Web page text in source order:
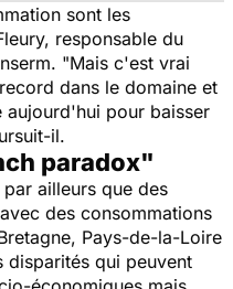
sont les
responsable du
"Mais c'est vrai
dans le domaine et
pour baisser
il.
paradox"
ailleurs que des
des consommations
Pays-de-la-Loire
disparités qui peuvent